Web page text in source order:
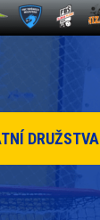
DRUŽSTVA